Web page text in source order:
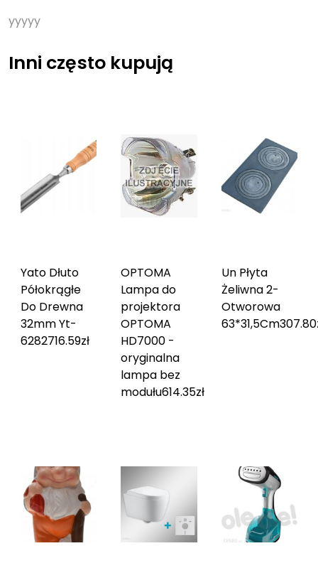
yyyyy
Inni często kupują
Yato Dłuto
Półokrągłe
Do Drewna
32mm Yt-
6282716.59zł
OPTOMA
Lampa do
projektora
OPTOMA
HD7000 -
oryginalna
lampa bez
modułu614.35zł
Un Płyta
Żeliwna 2-
Otworowa
63*31,5Cm307.80